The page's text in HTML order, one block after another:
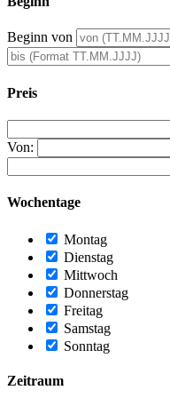
Beginn von
Preis
Von:
Wochentage
Montag
Dienstag
Mittwoch
Donnerstag
Freitag
Samstag
Sonntag
Zeitraum